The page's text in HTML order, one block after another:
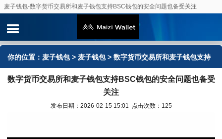
麦子钱包-数字货币交易所和麦子钱包支持BSC钱包的安全问题也备受关注
你的位置： 麦子钱包> 麦子钱包> 数字货币交易所和麦子钱包支持
BSC钱包的安全问题也备受关注
数字货币交易所和麦子钱包支持BSC钱包的安全问题也备受
关注
发布日期：2026-02-15 15:01 点击次数：125